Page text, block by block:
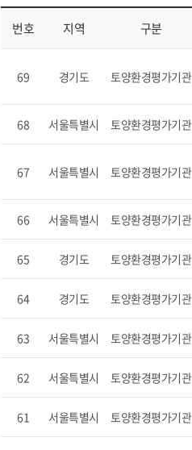
번호 지역 구분
69 경기도 토양환경평가기관
68 서울특별시 토양환경평가기관
67 서울특별시 토양환경평가기관
66 서울특별시 토양환경평가기관
65 경기도 토양환경평가기관
64 경기도 토양환경평가기관
63 서울특별시 토양환경평가기관
62 서울특별시 토양환경평가기관
61 서울특별시 토양환경평가기관